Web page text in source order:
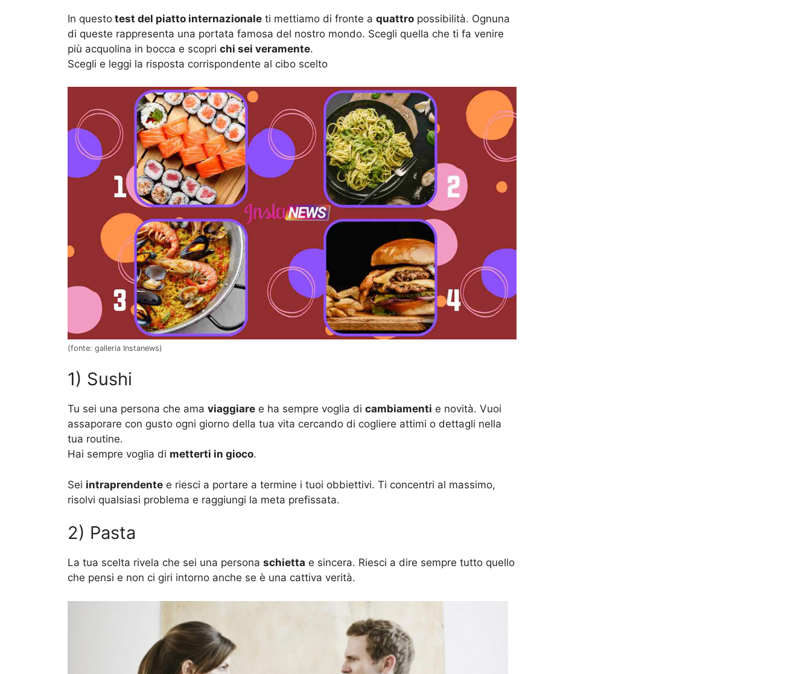
In questo test del piatto internazionale ti mettiamo di fronte a quattro possibilità. Ognuna
di queste rappresenta una portata famosa del nostro mondo. Scegli quella che ti fa venire
più acquolina in bocca e scopri chi sei veramente.
Scegli e leggi la risposta corrispondente al cibo scelto
(fonte: galleria Instanews)
1) Sushi
Tu sei una persona che ama viaggiare e ha sempre voglia di cambiamenti e novità. Vuoi
assaporare con gusto ogni giorno della tua vita cercando di cogliere attimi o dettagli nella
tua routine.
Hai sempre voglia di metterti in gioco.
Sei intraprendente e riesci a portare a termine i tuoi obbiettivi. Ti concentri al massimo,
risolvi qualsiasi problema e raggiungi la meta prefissata.
2) Pasta
La tua scelta rivela che sei una persona schietta e sincera. Riesci a dire sempre tutto quello
che pensi e non ci giri intorno anche se è una cattiva verità.